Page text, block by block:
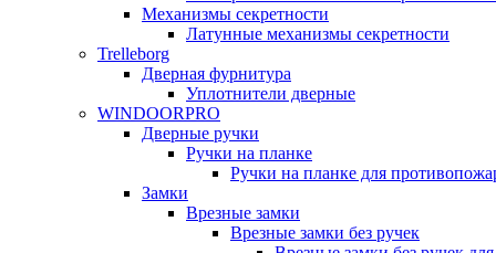
Механизмы секретности
Латунные механизмы секретности
Trelleborg
Дверная фурнитура
Уплотнители дверные
WINDOORPRO
Дверные ручки
Ручки на планке
Ручки на планке для
Замки
Врезные замки
Врезные замки без ручек